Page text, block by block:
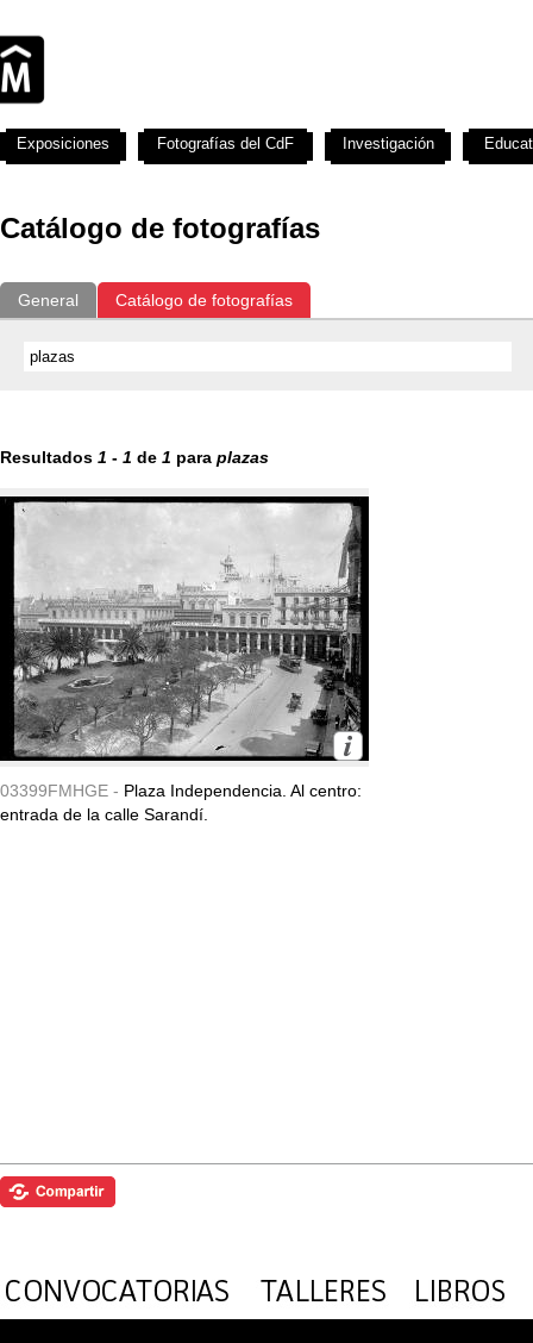
Catálogo de fotografías
General Catálogo de fotografías
Resultados 1 - 1 de 1 para plazas
03399FMHGE - Plaza Independencia. Al centro:
entrada de la calle Sarandí.
Exposiciones Fotografías del CdF Investigación